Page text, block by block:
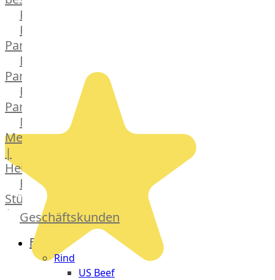
Karriere
Kochschul-
Partner
Depot-
Partner
Frischetheken-
Partner
Männer
Metzger
|
Heinsberg
Feinkost
Stüttgen
|
Düsseldorf
The
Meat
Geschäftskunden
Fleisch
Rind
US Beef